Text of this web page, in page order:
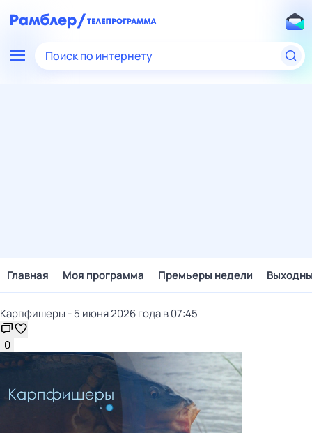
Поиск по интернету
Главная Моя программа Премьеры недели
Карпфишеры - 5 июня 2026 года в 07:45
0